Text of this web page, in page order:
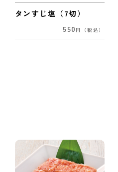
タンすじ塩（7切）
550 円 （税込）